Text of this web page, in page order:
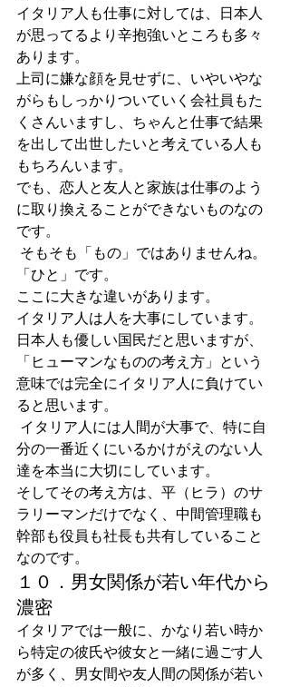
イタリア人も仕事に対しては、日本人
が思ってるより辛抱強いところも多々
あります。
上司に嫌な顔を見せずに、いやいやな
がらもしっかりついていく会社員もた
くさんいますし、ちゃんと仕事で結果
を出して出世したいと考えている人も
もちろんいます。
でも、恋人と友人と家族は仕事のよう
に取り換えることができないものなの
です。
「ひと」です。
ここに大きな違いがあります。
イタリア人は人を大事にしています。
日本人も優しい国民だと思いますが、
「ヒューマンなものの考え方」という
意味では完全にイタリア人に負けてい
ると思います。
分の一番近くにいるかけがえのない人
達を本当に大切にしています。
そしてその考え方は、平（ヒラ）のサ
ラリーマンだけでなく、中間管理職も
幹部も役員も社長も共有していること
なのです。
１０．男女関係が若い年代から
濃密
イタリアでは一般に、かなり若い時か
ら特定の彼氏や彼女と一緒に過ごす人
が多く、男女間や友人間の関係が若い